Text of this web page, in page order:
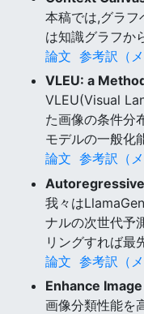
本稿では,グラフ
は知識グラフか
論文 参考訳（メ
VLEU: a
VLEU(Visual
た画像の条件分
モデルの一般化
論文 参考訳（メ
我々は
ナルの次世代予
リングすれば最
論文 参考訳（メ
Enhance
画像分類性能を